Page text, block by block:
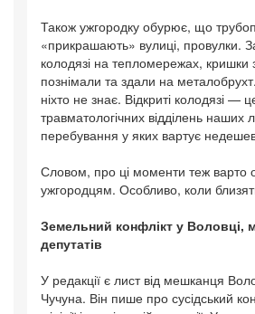
Також ужгородку обурює, що
«прикрашають» вулиці, провулки.
колодязі на тепломережах, кришки
познімали та здали на
ніхто не знає. Відкриті колодязі —
травматологічних відділень наших
перебування у яких вартує
Словом, про ці моменти теж варто
ужгородцям. Особливо, коли
Земельний конфлікт у Воловці,
депутатів
У редакції є лист від мешканця
Чучуна. Він пише про сусідський